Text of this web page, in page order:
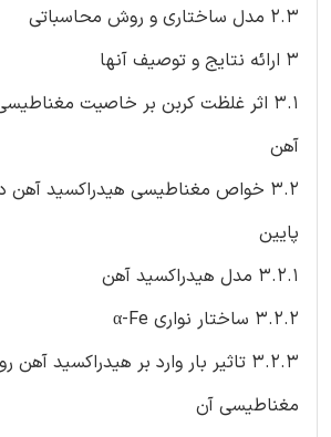
2.3 مدل ساختاری و روش محاسباتی
3 ارائه نتایج و توصیف آنها
3.1 اثر غلظت کربن بر خاصیت
آهن
3.2 خواص مغناطیسی هیدراکسید آهن
پایین
3.2.1 مدل هیدراکسید آهن
3.2.2 ساختار نواری α-Fe
3.2.3 تاثیر بار وارد بر هیدراکسید
مغناطیسی آن